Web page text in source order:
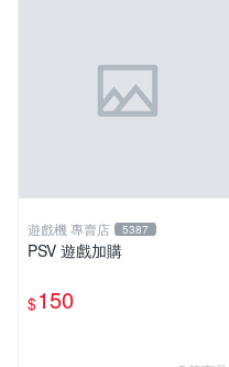
遊戲機 專賣店 5387
PSV 遊戲加購
$150